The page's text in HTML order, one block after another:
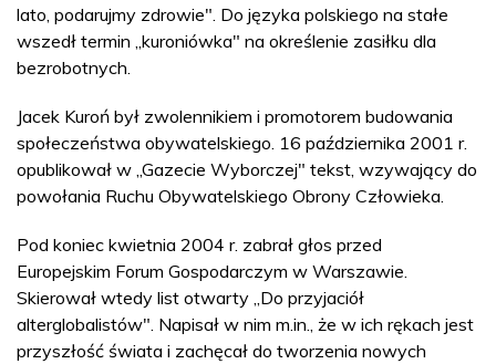
lato, podarujmy zdrowie". Do języka polskiego na stałe
wszedł termin „kuroniówka" na określenie zasiłku dla
bezrobotnych.
Jacek Kuroń był zwolennikiem i promotorem budowania
społeczeństwa obywatelskiego. 16 października 2001 r.
opublikował w „Gazecie Wyborczej" tekst, wzywający do
powołania Ruchu Obywatelskiego Obrony Człowieka.
Pod koniec kwietnia 2004 r. zabrał głos przed
Europejskim Forum Gospodarczym w Warszawie.
Skierował wtedy list otwarty „Do przyjaciół
alterglobalistów". Napisał w nim m.in., że w ich rękach jest
przyszłość świata i zachęcał do tworzenia nowych